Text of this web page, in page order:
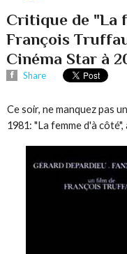
Critique de "La
François
Cinéma Star à
Share
Ce soir, ne manquez pas
1981: "La femme d'à